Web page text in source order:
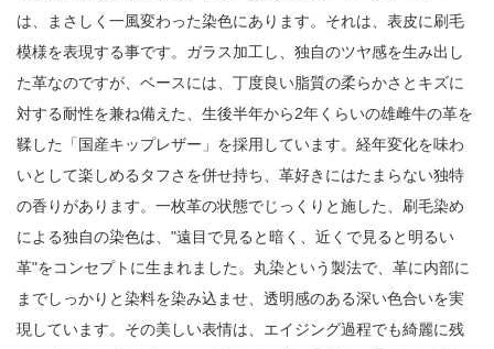
は、まさしく一風変わった染色にあります。それは、表皮に刷毛
模様を表現する事です。ガラス加工し、独自のツヤ感を生み出し
た革なのですが、ベースには、丁度良い脂質の柔らかさとキズに
対する耐性を兼ね備えた、生後半年から2年くらいの雄雌牛の革を
鞣した「国産キップレザー」を採用しています。経年変化を味わ
いとして楽しめるタフさを併せ持ち、革好きにはたまらない独特
の香りがあります。一枚革の状態でじっくりと施した、刷毛染め
による独自の染色は、"遠目で見ると暗く、近くで見ると明るい
革"をコンセプトに生まれました。丸染という製法で、革に内部に
までしっかりと染料を染み込ませ、透明感のある深い色合いを実
現しています。その美しい表情は、エイジング過程でも綺麗に残